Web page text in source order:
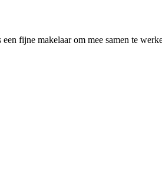
fijne makelaar om mee samen te